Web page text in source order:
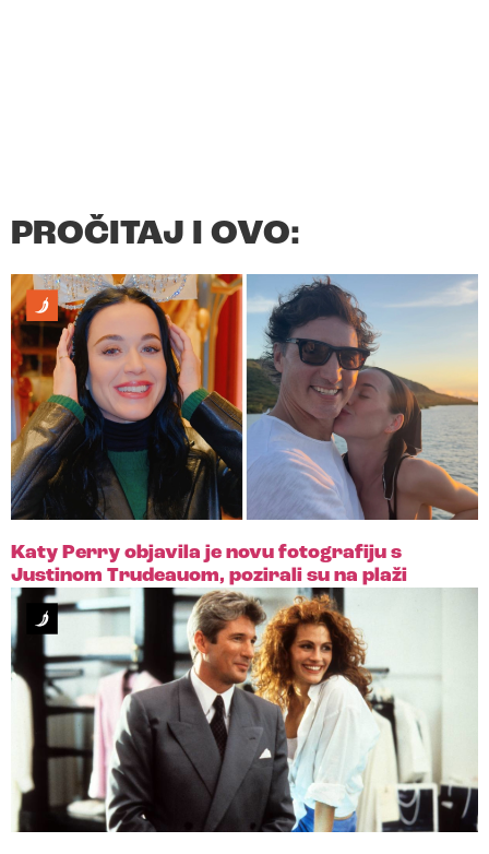
PROČITAJ I OVO:
Katy Perry objavila je novu fotografiju s
Justinom Trudeauom, pozirali su na plaži